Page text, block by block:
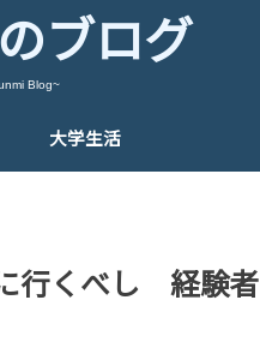
ブログ
Blog~
大学生活
行くべし 経験者